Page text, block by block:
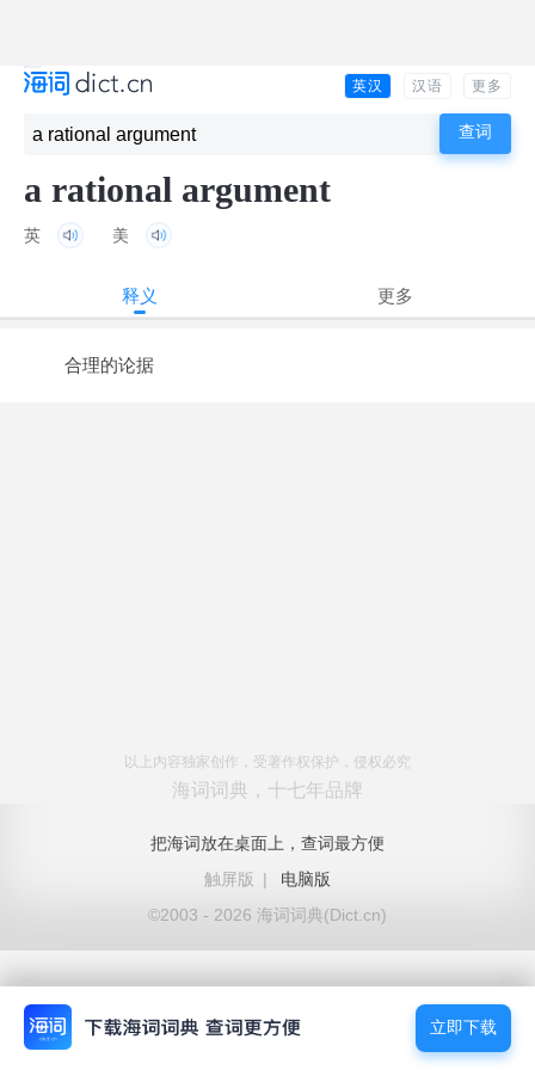
英汉 汉语 更多
a rational argument
英 美
释义 更多
合理的论据
以上内容独家创作，受著作权保护，侵权必究
海词词典，十七年品牌
把海词放在桌面上，查词最方便
触屏版
|
电脑版
©2003 - 2026 海词词典(Dict.cn)
立即下载
立即下载